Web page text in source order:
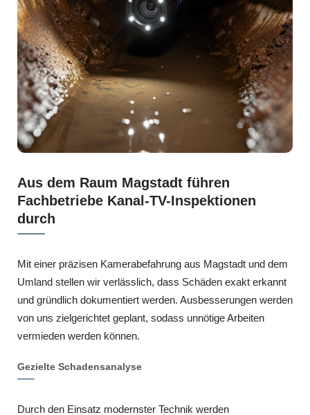
Aus dem Raum Magstadt führen
Fachbetriebe Kanal-TV-Inspektionen
durch
Mit einer präzisen Kamerabefahrung aus Magstadt und dem
Umland stellen wir verlässlich, dass Schäden exakt erkannt
und gründlich dokumentiert werden. Ausbesserungen werden
von uns zielgerichtet geplant, sodass unnötige Arbeiten
vermieden werden können.
Gezielte Schadensanalyse
Durch den Einsatz modernster Technik werden